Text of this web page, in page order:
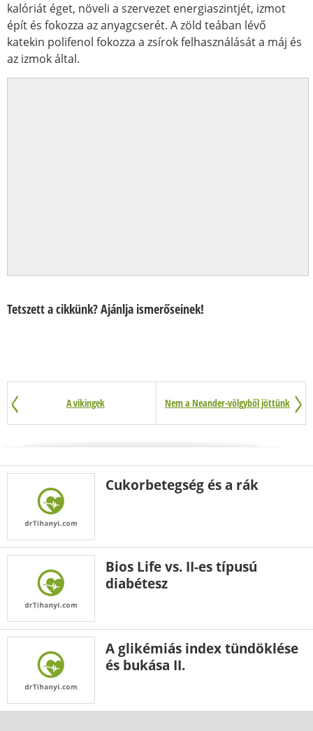
kalóriát éget, növeli a szervezet energiaszintjét, izmot
épít és fokozza az anyagcserét. A zöld teában lévő
katekin polifenol fokozza a zsírok felhasználását a máj és
az izmok által.
Tetszett a cikkünk? Ajánlja ismerőseinek!
A vikingek Nem a Neander-völgyből jöttünk
Cukorbetegség és a rák
Bios Life vs. II-es típusú
diabétesz
A glikémiás index tündöklése
és bukása II.